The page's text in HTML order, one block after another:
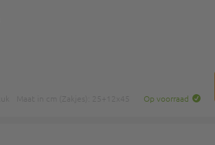
Op voorraad